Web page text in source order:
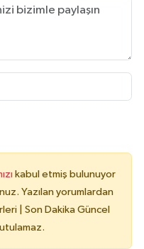
kabul etmiş bulunuyor
Yazılan yorumlardan
| Son Dakika Güncel